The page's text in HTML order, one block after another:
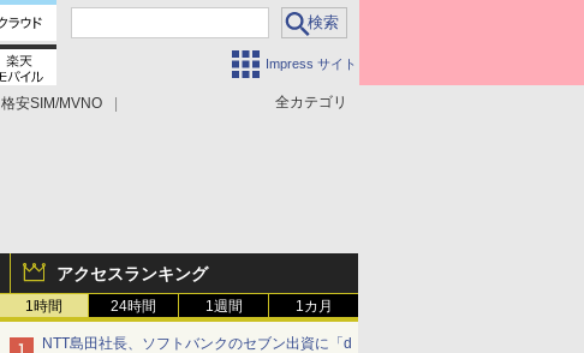
Impress サイト
全カテゴリ
格安SIM/MVNO
アクセスランキング
1時間 24時間 1週間 1カ月
NTT島田社長、ソフトバンクのセブン出資に「d